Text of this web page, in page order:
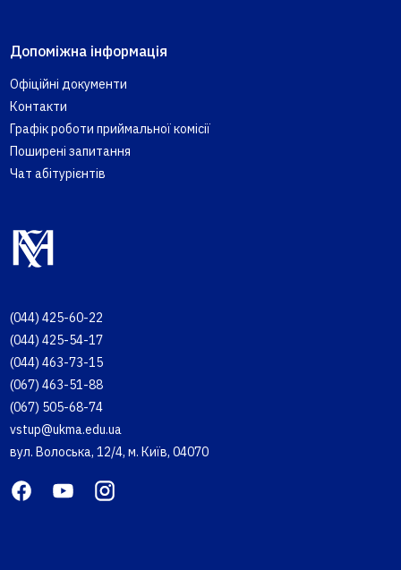
(044) 425-60-22
(044) 425-54-17
(044) 463-73-15
(067) 463-51-88
(067) 505-68-74
vstup@ukma.edu.ua
вул. Волоська, 12/4, м. Київ, 04070
Допоміжна інформація
Офіційні документи
Контакти
Графік роботи приймальної комісії
Поширені запитання
Чат абітурієнтів